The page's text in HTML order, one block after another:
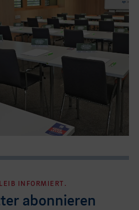
INFORMIERT.
abonnieren